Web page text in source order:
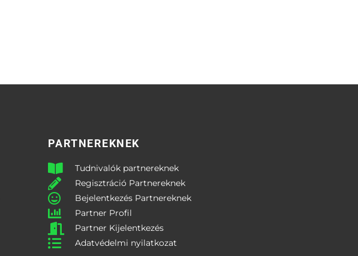
PARTNEREKNEK
Tudnivalók partnereknek
Regisztráció Partnereknek
Bejelentkezés Partnereknek
Partner Profil
Partner Kijelentkezés
Adatvédelmi nyilatkozat